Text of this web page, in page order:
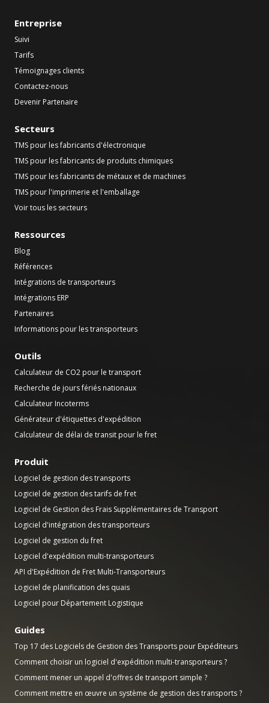
Entreprise
Suivi
Tarifs
Témoignages clients
Contactez-nous
Devenir Partenaire
Secteurs
TMS pour les fabricants d'électronique
TMS pour les fabricants de produits chimiques
TMS pour les fabricants de métaux et de machines
TMS pour l'imprimerie et l'emballage
Voir tous les secteurs
Ressources
Blog
Références
Intégrations de transporteurs
Intégrations ERP
Partenaires
Informations pour les transporteurs
Outils
Calculateur de CO2 pour le transport
Recherche de jours fériés nationaux
Calculateur Incoterms
Générateur d'étiquettes d'expédition
Calculateur de délai de transit pour le fret
Produit
Logiciel de gestion des transports
Logiciel de gestion des tarifs de fret
Logiciel de Gestion des Frais Supplémentaires de Transport
Logiciel d'intégration des transporteurs
Logiciel de gestion du fret
Logiciel d'expédition multi-transporteurs
API d'Expédition de Fret Multi-Transporteurs
Logiciel de planification des quais
Logiciel pour Département Logistique
Guides
Top 17 des Logiciels de Gestion des Transports pour Expéditeurs
Comment choisir un logiciel d'expédition multi-transporteurs ?
Comment mener un appel d'offres de transport simple ?
Comment mettre en œuvre un système de gestion des transports ?